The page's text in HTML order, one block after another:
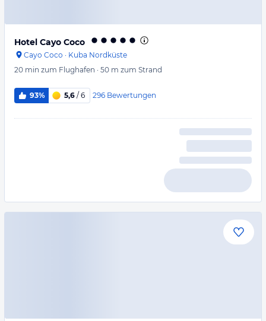
Hotel Cayo Coco
Cayo Coco · Kuba Nordküste
20 min zum Flughafen · 50 m zum Strand
93% 5,6 / 6 296 Bewertungen